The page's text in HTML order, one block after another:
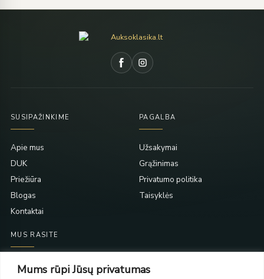
Mums rūpi Jūsų privatumas
SUSIPAŽINKIME
Apie mus
DUK
Priežiūra
Blogas
Kontaktai
PAGALBA
Užsakymai
Grąžinimas
Privatumo politika
Taisyklės
MUS RASITE
Taikos pr. 139
PC Molas, Klaipėda